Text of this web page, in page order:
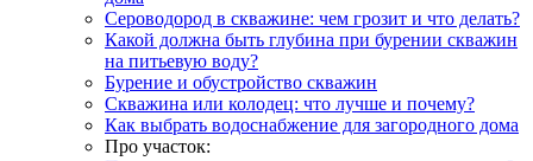
Сероводород в скважине: чем грозит и что делать?
Какой должна быть глубина при бурении скважин
на питьевую воду?
Бурение и обустройство скважин
Скважина или колодец: что лучше и почему?
Как выбрать водоснабжение для загородного дома
Про участок: